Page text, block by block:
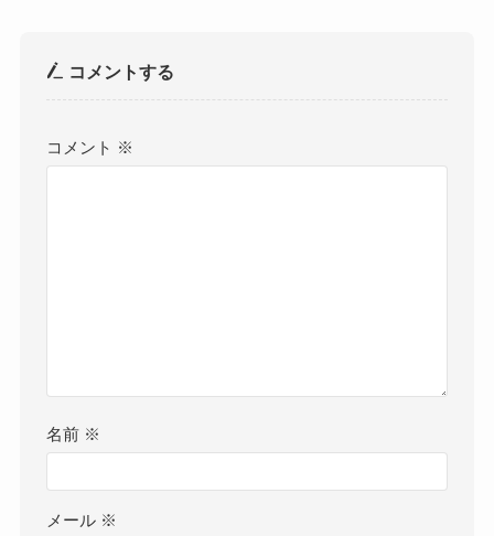
コメントする
コメント ※
名前 ※
メール ※